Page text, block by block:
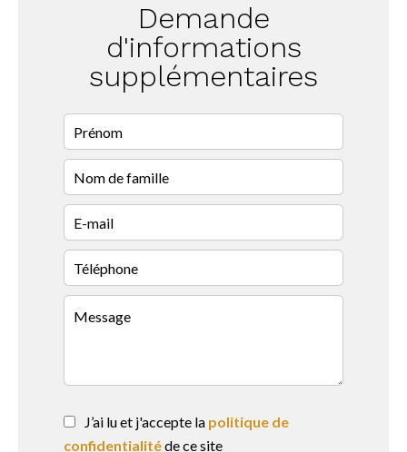
Demande
d'informations
supplémentaires
J’ai lu et j'accepte la politique de
confidentialitéde ce site